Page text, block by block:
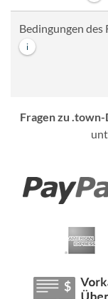
Bedingungen des
i
Fragen zu .town-